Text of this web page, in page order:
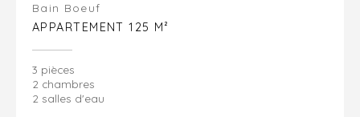
Bain Boeuf
APPARTEMENT 125 M²
3 pièces
2 chambres
2 salles d'eau